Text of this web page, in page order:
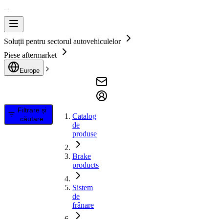
Soluții pentru sectorul autovehiculelor
Piese aftermarket
Europe
Filtrare și
căutare
Catalog
de
produse
Brake
products
Sistem
de
frânare